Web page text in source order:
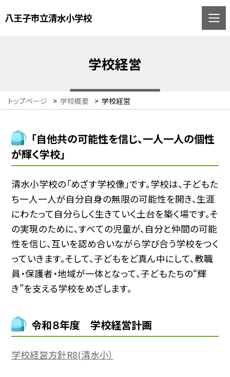
八王子市立清水小学校
学校経営
トップページ > 学校概要 > 学校経営
「自他共の可能性を信じ、一人一人の個性
が輝く学校」
清水小学校の「めざす学校像」です。学校は、子どもた
ち一人一人が自分自身の無限の可能性を開き、生涯
にわたって自分らしく生きていく土台を築く場です。そ
の実現のために、すべての児童が、自分と仲間の可能
性を信じ、互いを認め合いながら学び合う学校をつく
っていきます。そして、子どもをど真ん中にして、教職
員・保護者・地域が一体となって、子どもたちの“輝
き”を支える学校をめざします。
令和８年度 学校経営計画
学校経営方針R8(清水小）